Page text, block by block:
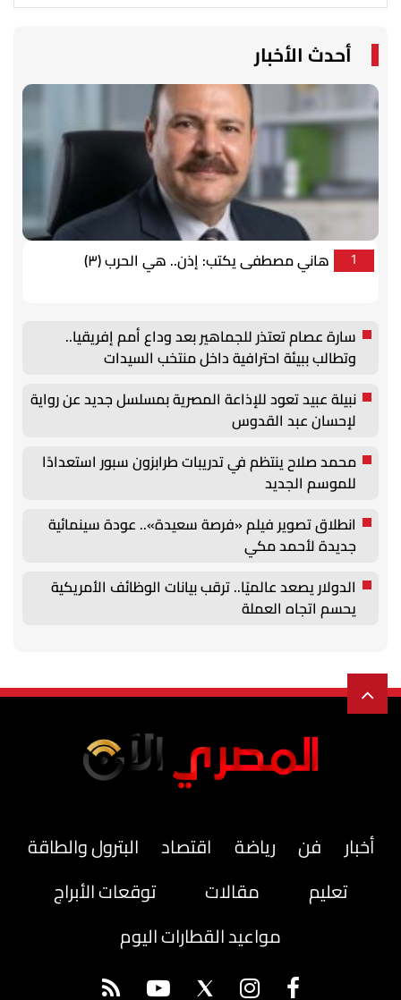
أحدث الأخبار
1 هاني مصطفى يكتب: إذن.. هي الحرب (٣)
سارة عصام تعتذر للجماهير بعد وداع أمم إفريقيا..
وتطالب ببيئة احترافية داخل منتخب السيدات
نبيلة عبيد تعود للإذاعة المصرية بمسلسل جديد عن رواية
لإحسان عبد القدوس
محمد صلاح ينتظم في تدريبات طرابزون سبور استعدادًا
للموسم الجديد
انطلاق تصوير فيلم «فرصة سعيدة».. عودة سينمائية
جديدة لأحمد مكي
الدولار يصعد عالميًا.. ترقب بيانات الوظائف الأمريكية
يحسم اتجاه العملة
أخبار فن رياضة اقتصاد
البترول والطاقة
تعليم
مقالات
توقعات الأبراج
مواعيد القطارات اليوم